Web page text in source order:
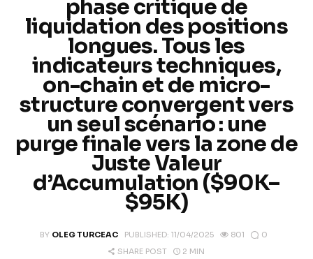
Markets
Tech
Reports
Shop
phase critique de
liquidation des positions
longues. Tous les
indicateurs techniques,
on-chain et de micro-
structure convergent vers
un seul scénario : une
purge finale vers la zone de
Juste Valeur
d’Accumulation ($90K–
$95K)
BY OLEG TURCEAC PUBLISHED: 11/04/2025 801
0
SHARE POST
2 MIN